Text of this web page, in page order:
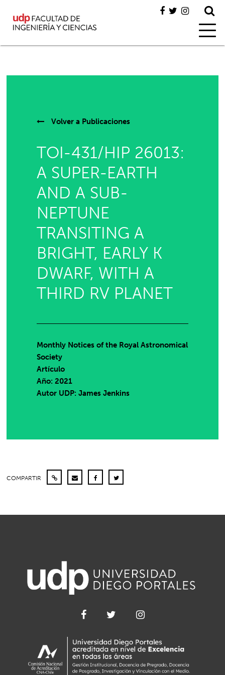
Volver a Publicaciones
TOI-431/HIP 26013:
A SUPER-EARTH
AND A SUB-
NEPTUNE
TRANSITING A
BRIGHT, EARLY K
DWARF, WITH A
THIRD RV PLANET
Monthly Notices of the Royal Astronomical
Society
Artículo
Año: 2021
Autor UDP:James Jenkins
COMPARTIR